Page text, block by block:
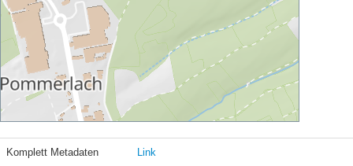
Komplett Metadaten Link